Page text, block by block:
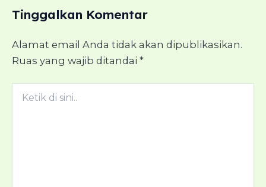
Tinggalkan Komentar
Alamat email Anda tidak akan dipublikasikan.
Ruas yang wajib ditandai *